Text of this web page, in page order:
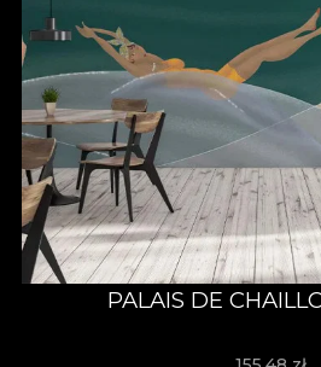
PALAIS DE